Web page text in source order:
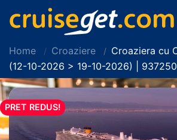
Home Croaziere
Croaziera cu
(12-10-2026 > 19-10-2026) | 937250
PRET REDUS!